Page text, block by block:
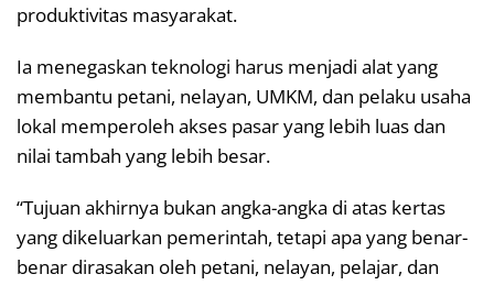
produktivitas masyarakat.
Ia menegaskan teknologi harus menjadi alat yang
membantu petani, nelayan, UMKM, dan pelaku usaha
lokal memperoleh akses pasar yang lebih luas dan
nilai tambah yang lebih besar.
“Tujuan akhirnya bukan angka-angka di atas kertas
yang dikeluarkan pemerintah, tetapi apa yang benar-
benar dirasakan oleh petani, nelayan, pelajar, dan